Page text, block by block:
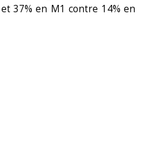
37% en M1 contre 14% en